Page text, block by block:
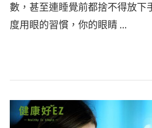
數，甚至連睡覺前都捨不得放下
度用眼的習慣，你的眼睛 …